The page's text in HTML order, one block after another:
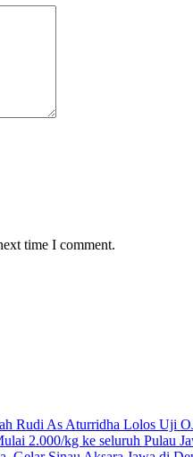
time I comment.
Rudi As Aturridha Lolos Uji
2.000/kg ke seluruh Pulau